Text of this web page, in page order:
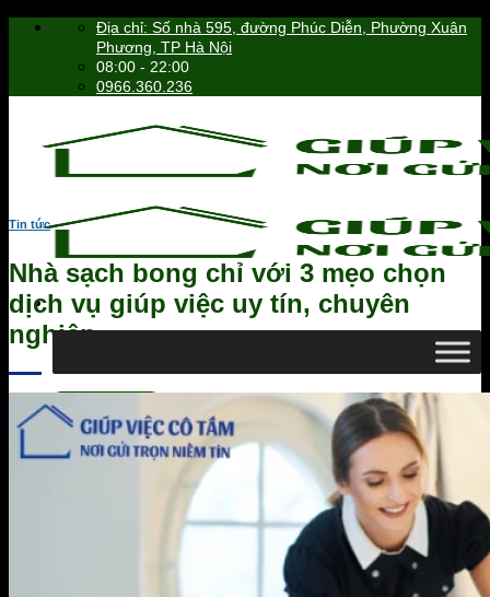
Skip
Địa chỉ: Số nhà 595, đường Phúc Diễn, Phường Xuân
Phương, TP Hà Nội
08:00 - 22:00
0966.360.236
0966.360.236
kiếm:
Tin tức
Nhà sạch bong chỉ với 3 mẹo chọn
dịch vụ giúp việc uy tín, chuyên
nghiệp